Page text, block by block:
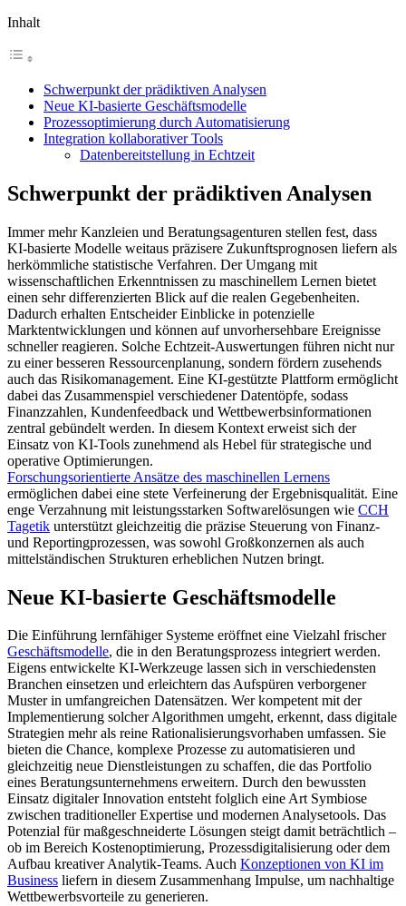
Inhalt
Schwerpunkt der prädiktiven Analysen
Neue KI-basierte Geschäftsmodelle
Prozessoptimierung durch Automatisierung
Integration kollaborativer Tools
Datenbereitstellung in Echtzeit
Schwerpunkt der prädiktiven Analysen
Immer mehr Kanzleien und Beratungsagenturen stellen fest, dass
KI-basierte Modelle weitaus präzisere Zukunftsprognosen liefern als
herkömmliche statistische Verfahren. Der Umgang mit
wissenschaftlichen Erkenntnissen zu maschinellem Lernen bietet
einen sehr differenzierten Blick auf die realen Gegebenheiten.
Dadurch erhalten Entscheider Einblicke in potenzielle
Marktentwicklungen und können auf unvorhersehbare Ereignisse
schneller reagieren. Solche Echtzeit-Auswertungen führen nicht nur
zu einer besseren Ressourcenplanung, sondern fördern zusehends
auch das Risikomanagement. Eine KI-gestützte Plattform ermöglicht
dabei das Zusammenspiel verschiedener Datentöpfe, sodass
Finanzzahlen, Kundenfeedback und Wettbewerbsinformationen
zentral gebündelt werden. In diesem Kontext erweist sich der
Einsatz von KI-Tools zunehmend als Hebel für strategische und
operative Optimierungen.
Forschungsorientierte Ansätze des maschinellen Lernens
ermöglichen dabei eine stete Verfeinerung der Ergebnisqualität. Eine
enge Verzahnung mit leistungsstarken Softwarelösungen wie CCH
Tagetik unterstützt gleichzeitig die präzise Steuerung von Finanz-
und Reportingprozessen, was sowohl Großkonzernen als auch
mittelständischen Strukturen erheblichen Nutzen bringt.
Neue KI-basierte Geschäftsmodelle
Die Einführung lernfähiger Systeme eröffnet eine Vielzahl frischer
Geschäftsmodelle, die in den Beratungsprozess integriert werden.
Eigens entwickelte KI-Werkzeuge lassen sich in verschiedensten
Branchen einsetzen und erleichtern das Aufspüren verborgener
Muster in umfangreichen Datensätzen. Wer kompetent mit der
Implementierung solcher Algorithmen umgeht, erkennt, dass digitale
Strategien mehr als reine Rationalisierungsvorhaben umfassen. Sie
bieten die Chance, komplexe Prozesse zu automatisieren und
gleichzeitig neue Dienstleistungen zu schaffen, die das Portfolio
eines Beratungsunternehmens erweitern. Durch den bewussten
Einsatz digitaler Innovation entsteht folglich eine Art Symbiose
zwischen traditioneller Expertise und modernen Analysetools. Das
Potenzial für maßgeschneiderte Lösungen steigt damit beträchtlich –
ob im Bereich Kostenoptimierung, Prozessdigitalisierung oder dem
Aufbau kreativer Analytik-Teams. Auch Konzeptionen von KI im
Business liefern in diesem Zusammenhang Impulse, um nachhaltige
Wettbewerbsvorteile zu generieren.